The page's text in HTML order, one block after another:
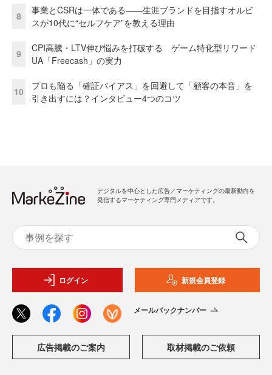
8
事業とCSRは一体である――生涯ブランドを目指すオルビ
スが10代に“セルフケア”を教える理由
9
CPI高騰・LTV伸び悩みを打破する ゲーム特化型リワード
UA「Freecash」の実力
10
プロも陥る「確証バイアス」を回避して「顧客の本音」を
引き出すには？インタビュー4つのコツ
デジタルを中心とした広告／マーケティングの最新動向を
発信するマーケティング専門メディアです。
ログイン 新規会員登録
メールバックナンバー
広告掲載のご案内 取材掲載のご依頼